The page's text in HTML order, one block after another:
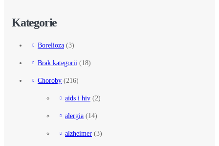
Kategorie
Borelioza (3)
Brak kategorii (18)
Choroby (216)
aids i hiv (2)
alergia (14)
alzheimer (3)